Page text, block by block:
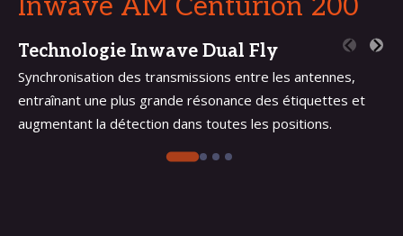
Inwave AM Centurion 200
Technologie Inwave Dual Fly
Synchronisation des transmissions entre les antennes,
entraînant une plus grande résonance des étiquettes et
augmentant la détection dans toutes les positions.